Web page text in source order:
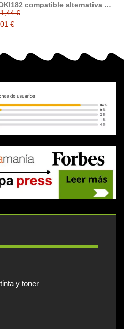
compatible alternativa a
1,44 €
€
y toner